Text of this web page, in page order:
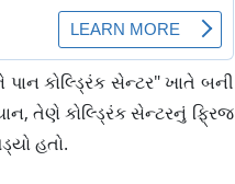
કોલ્ડ્રિંક સેન્ટર" ખાતે બની
તેણે કોલ્ડ્રિંક સેન્ટરનું ફ્રિજ
હતો.